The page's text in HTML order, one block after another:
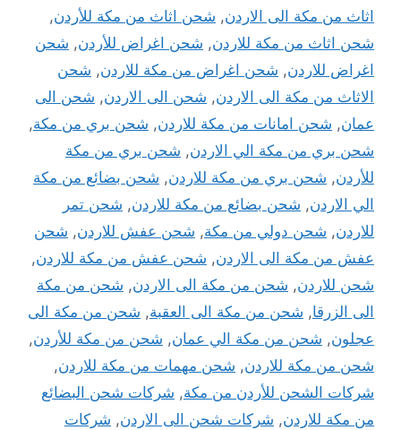
اثاث من مكة الى الاردن, شحن اثاث من مكة للأردن,
شحن اثاث من مكة للاردن, شحن اغراض للأردن, شحن
اغراض للاردن, شحن اغراض من مكة للاردن, شحن
الاثاث من مكة الى الاردن, شحن الى الاردن, شحن الى
عمان, شحن امانات من مكة للاردن, شحن بري من مكة,
شحن بري من مكة الي الاردن, شحن بري من مكة
للأردن, شحن بري من مكة للاردن, شحن بضائع من مكة
الي الاردن, شحن بضائع من مكة للاردن, شحن تمر
للاردن, شحن دولي من مكة, شحن عفش للاردن, شحن
عفش من مكة الى الاردن, شحن عفش من مكة للاردن,
شحن للاردن, شحن من مكة الى الاردن, شحن من مكة
الى الزرقا, شحن من مكة الى العقبة, شحن من مكة الى
عجلون, شحن من مكة الي عمان, شحن من مكة للأردن,
شحن من مكة للاردن, شحن مهمات من مكة للاردن,
شركات الشحن للأردن من مكة, شركات شحن البضائع
من مكة للاردن, شركات شحن الى الاردن, شركات